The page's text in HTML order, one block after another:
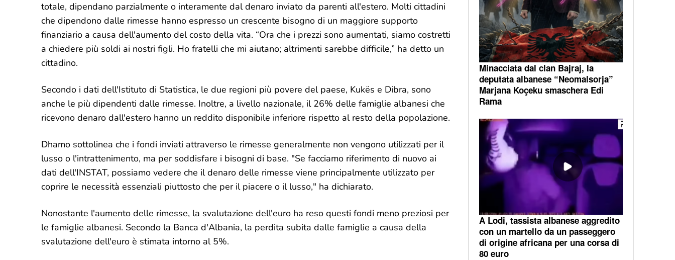
totale, dipendano parzialmente o interamente dal denaro inviato da parenti all'estero. Molti cittadini
che dipendono dalle rimesse hanno espresso un crescente bisogno di un maggiore supporto
finanziario a causa dell'aumento del costo della vita. “Ora che i prezzi sono aumentati, siamo costretti
a chiedere più soldi ai nostri figli. Ho fratelli che mi aiutano; altrimenti sarebbe difficile,” ha detto un
cittadino.
Secondo i dati dell'Istituto di Statistica, le due regioni più povere del paese, Kukës e Dibra, sono
anche le più dipendenti dalle rimesse. Inoltre, a livello nazionale, il 26% delle famiglie albanesi che
ricevono denaro dall'estero hanno un reddito disponibile inferiore rispetto al resto della popolazione.
Dhamo sottolinea che i fondi inviati attraverso le rimesse generalmente non vengono utilizzati per il
lusso o l'intrattenimento, ma per soddisfare i bisogni di base. "Se facciamo riferimento di nuovo ai
dati dell'INSTAT, possiamo vedere che il denaro delle rimesse viene principalmente utilizzato per
coprire le necessità essenziali piuttosto che per il piacere o il lusso," ha dichiarato.
Nonostante l'aumento delle rimesse, la svalutazione dell'euro ha reso questi fondi meno preziosi per
le famiglie albanesi. Secondo la Banca d'Albania, la perdita subita dalle famiglie a causa della
svalutazione dell'euro è stimata intorno al 5%.
Minacciata dal clan Bajraj, la
deputata albanese “Neomalsorja”
Marjana Koçeku smaschera Edi
Rama
A Lodi, tassista albanese aggredito
con un martello da un passeggero
di origine africana per una corsa di
80 euro